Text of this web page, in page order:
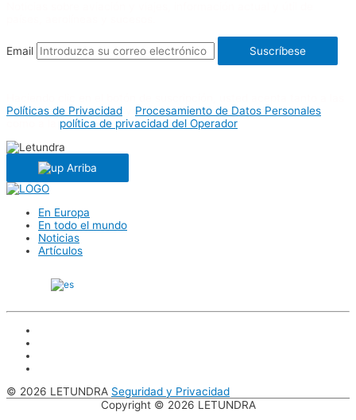
Email Suscríbese
Políticas de Privacidad
Procesamiento de Datos Personales
política de privacidad del Operador
Arriba
En Europa
En todo el mundo
Noticias
Artículos
© 2026 LETUNDRA Seguridad y Privacidad
Copyright © 2026 LETUNDRA